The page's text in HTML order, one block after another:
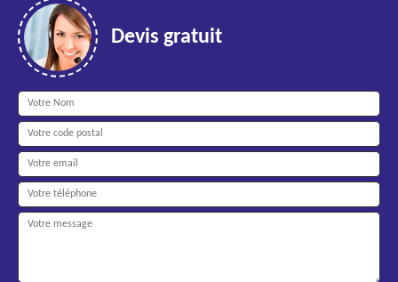
Devis gratuit